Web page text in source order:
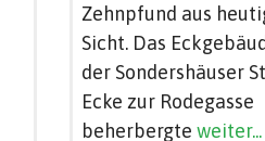
Zehnpfund aus
Sicht. Das
der Sondershäuser
Ecke zur Rodegasse
beherbergte weiter...